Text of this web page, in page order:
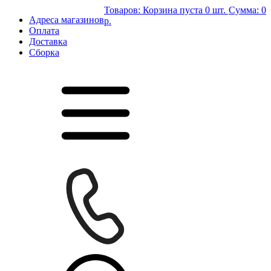
Адреса магазинов
Оплата
Доставка
Сборка
Товаров: Корзина пуста 0 шт. Сумма: 0
р.